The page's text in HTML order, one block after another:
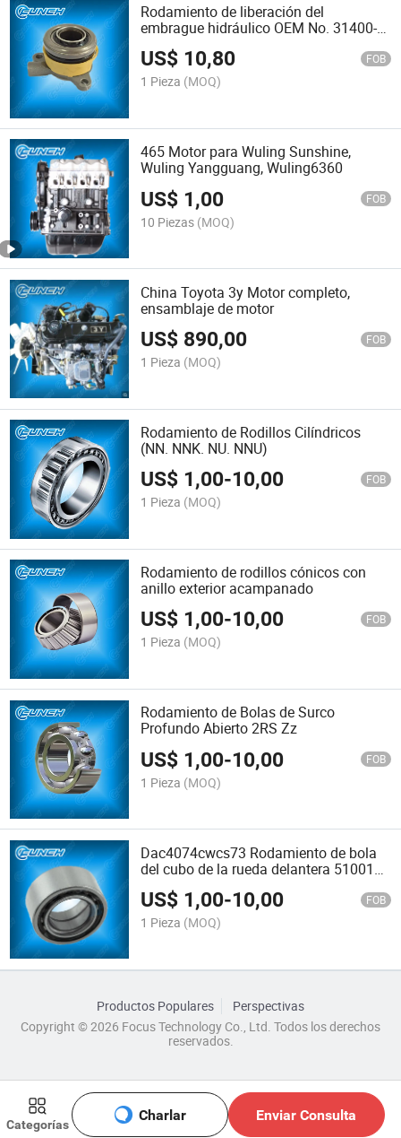
Categorías
Charlar Enviar Consulta
Rodamiento de liberación del
embrague hidráulico OEM No. 31400-
59015
US$ 10,80 FOB
1 Pieza (MOQ)
465 Motor para Wuling Sunshine,
Wuling Yangguang, Wuling6360
US$ 1,00 FOB
10 Piezas (MOQ)
China Toyota 3y Motor completo,
ensamblaje de motor
US$ 890,00 FOB
1 Pieza (MOQ)
Rodamiento de Rodillos Cilíndricos
(NN. NNK. NU. NNU)
US$ 1,00-10,00 FOB
1 Pieza (MOQ)
Rodamiento de rodillos cónicos con
anillo exterior acampanado
US$ 1,00-10,00 FOB
1 Pieza (MOQ)
Rodamiento de Bolas de Surco
Profundo Abierto 2RS Zz
US$ 1,00-10,00 FOB
1 Pieza (MOQ)
Dac4074cwcs73 Rodamiento de bola
del cubo de la rueda delantera 510016
MB808442
US$ 1,00-10,00 FOB
1 Pieza (MOQ)
Productos Populares
Perspectivas
Copyright © 2026 Focus Technology Co., Ltd. Todos los derechos
reservados.